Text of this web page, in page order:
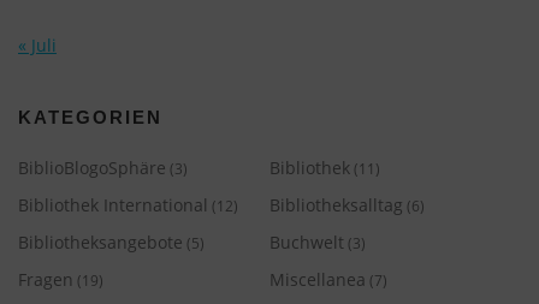
« Juli
KATEGORIEN
BiblioBlogoSphäre (3) Bibliothek (11)
Bibliothek International (12) Bibliotheksalltag (6)
Bibliotheksangebote (5) Buchwelt (3)
Fragen (19) Miscellanea (7)